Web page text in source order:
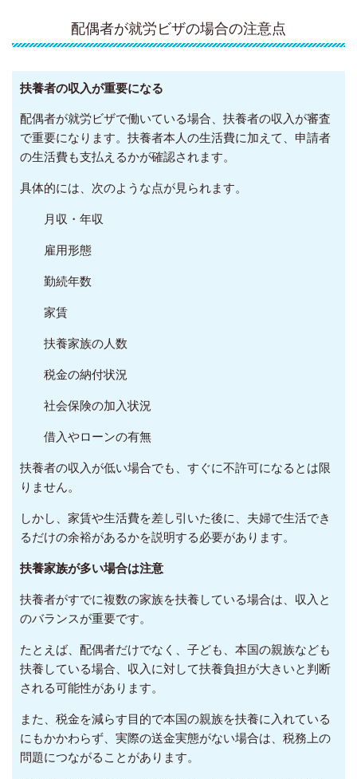
配偶者が就労ビザの場合の注意点
扶養者の収入が重要になる
配偶者が就労ビザで働いている場合、扶養者の収入が審査
で重要になります。扶養者本人の生活費に加えて、申請者
の生活費も支払えるかが確認されます。
具体的には、次のような点が見られます。
月収・年収
雇用形態
勤続年数
家賃
扶養家族の人数
税金の納付状況
社会保険の加入状況
借入やローンの有無
扶養者の収入が低い場合でも、すぐに不許可になるとは限
りません。
しかし、家賃や生活費を差し引いた後に、夫婦で生活でき
るだけの余裕があるかを説明する必要があります。
扶養家族が多い場合は注意
扶養者がすでに複数の家族を扶養している場合は、収入と
のバランスが重要です。
たとえば、配偶者だけでなく、子ども、本国の親族なども
扶養している場合、収入に対して扶養負担が大きいと判断
される可能性があります。
また、税金を減らす目的で本国の親族を扶養に入れている
にもかかわらず、実際の送金実態がない場合は、税務上の
問題につながることがあります。